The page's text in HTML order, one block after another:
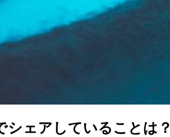
シェアしていることは？